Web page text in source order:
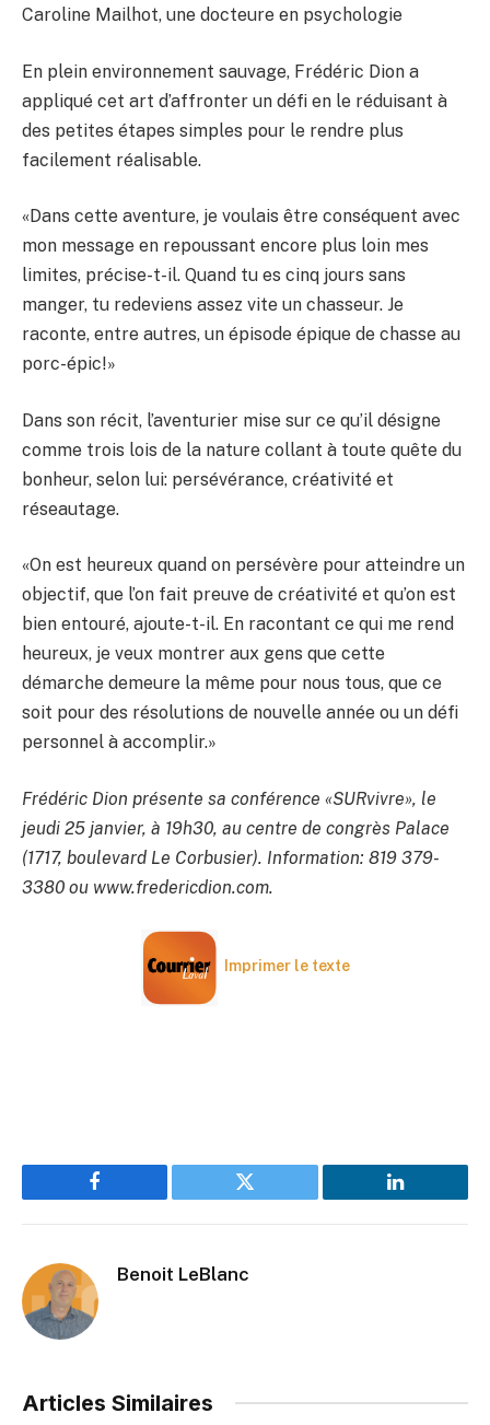
Caroline Mailhot, une docteure en psychologie
En plein environnement sauvage, Frédéric Dion a
appliqué cet art d’affronter un défi en le réduisant à
des petites étapes simples pour le rendre plus
facilement réalisable.
«Dans cette aventure, je voulais être conséquent avec
mon message en repoussant encore plus loin mes
limites, précise-t-il. Quand tu es cinq jours sans
manger, tu redeviens assez vite un chasseur. Je
raconte, entre autres, un épisode épique de chasse au
porc-épic!»
Dans son récit, l’aventurier mise sur ce qu’il désigne
comme trois lois de la nature collant à toute quête du
bonheur, selon lui: persévérance, créativité et
réseautage.
«On est heureux quand on persévère pour atteindre un
objectif, que l’on fait preuve de créativité et qu’on est
bien entouré, ajoute-t-il. En racontant ce qui me rend
heureux, je veux montrer aux gens que cette
démarche demeure la même pour nous tous, que ce
soit pour des résolutions de nouvelle année ou un défi
personnel à accomplir.»
Frédéric Dion présente sa conférence «SURvivre», le
jeudi 25 janvier, à 19h30, au centre de congrès Palace
(1717, boulevard Le Corbusier). Information: 819 379-
3380 ou www.fredericdion.com.
Imprimer le texte
Facebook Twitter LinkedIn
Benoit LeBlanc
Articles Similaires